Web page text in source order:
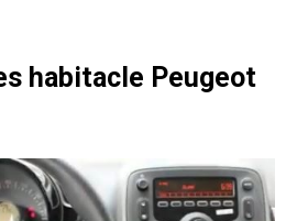
habitacle Peugeot